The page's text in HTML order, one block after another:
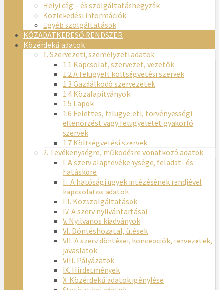
Helyi cég – és szolgáltatáshegyzék
Közlekedési információk
Egyéb szolgáltatások
KÖZADATKERESŐ RENDSZER
Közérdekű adatok
1. Szervezeti, személyzeti adatok
1.1 Kapcsolat, szervezet, vezetők
1.2 A felügyelt költségvetési szervek
1.3 Gazdálkodó szervezetek
1.4 Közalapítványok
1.5 Lapok
1.6 Felettes, felügyeleti, törvényességi
ellenőrzést vagy felügyeletet gyakorló
szervek
1.7 Költségvetési szervek
2. Tevékenységre, működésre vonatkozó adatok
I. A szerv alaptevékenysége, feladat- és
hatásköre
II. A hatósági ügyek intézésének rendjével
kapcsolatos adatok
III. Közszolgáltatások
IV. A szerv nyilvántartásai
V. Nyilvános kiadványok
VI. Döntéshozatal, ülések
VII. A szerv döntései, koncepciók, tervezetek,
javaslatok
VIII. Pályázatok
IX. Hirdetmények
X. Közérdekű adatok igénylése